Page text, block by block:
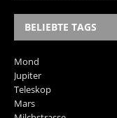
BELIEBTE TAGS
Mond
Jupiter
Teleskop
Mars